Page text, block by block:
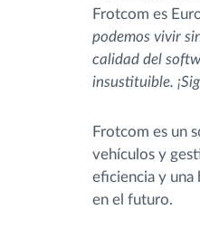
Frotcom es
podemos vivir
calidad del
insustituible.
Frotcom es un
vehículos y
eficiencia y una
en el futuro.